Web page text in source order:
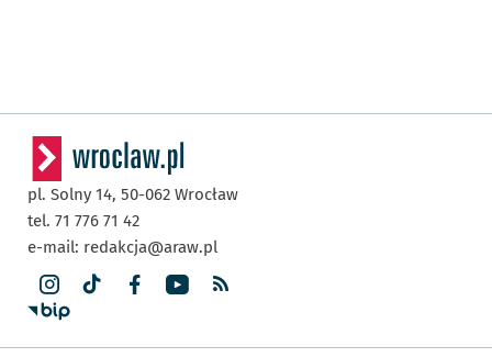
pl. Solny 14, 50-062 Wrocław
tel. 71 776 71 42
e-mail: redakcja@araw.pl